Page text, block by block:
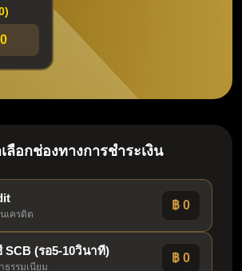
ลือกช่องทางการชำระเงิน
เครดิต
฿ 0
(รอ5-10วินาที)
ธรรมเนียม
฿ 0